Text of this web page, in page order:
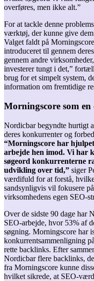
overføres, men ikke alt.”
For at tackle denne
værktøj, der kunne give
Valget faldt på
introduceret til gennem
gennem andre
investerer tungt i det,”
brug for et simpelt system,
information om fremtidige
Morningscore som
Nordicbar begyndte hurtigt
deres konkurrenter og
“Morningscore har
arbejde hen imod. Vi har
søgeord konkurrenterne
udvikling over tid,” siger
værdifuld for at forstå,
sandsynligvis vil fokusere
virksomhedens egen SEO-
Over de sidste 90 dage har
SEO-arbejde, hvor 53% af
søgning. Morningscore har
konkurrentsammenligning
rette backlinks. Efter
Nordicbar flere backlinks,
fra Morningscore kunne
hvilket sikrede, at SEO-